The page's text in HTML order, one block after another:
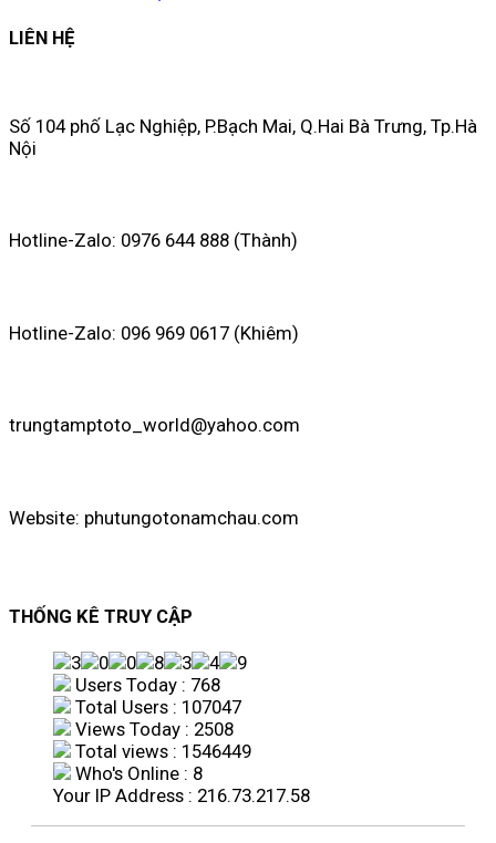
LIÊN HỆ
Số 104 phố Lạc Nghiệp, P.Bạch Mai, Q.Hai Bà Trưng, Tp.Hà
Nội
Hotline-Zalo: 0976 644 888 (Thành)
Hotline-Zalo: 096 969 0617 (Khiêm)
trungtamptoto_world@yahoo.com
Website: phutungotonamchau.com
THỐNG KÊ TRUY CẬP
Users Today : 768
Total Users : 107047
Views Today : 2508
Total views : 1546449
Who's Online : 8
Your IP Address : 216.73.217.58